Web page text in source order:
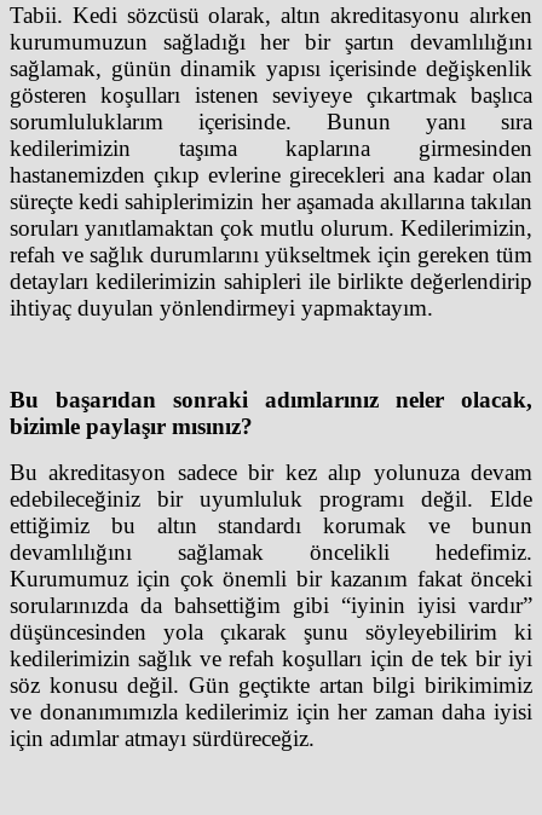
Tabii. Kedi sözcüsü olarak, altın akreditasyonu alırken
kurumumuzun sağladığı her bir şartın devamlılığını
sağlamak, günün dinamik yapısı içerisinde değişkenlik
gösteren koşulları istenen seviyeye çıkartmak başlıca
sorumluluklarım içerisinde. Bunun yanı sıra
kedilerimizin taşıma kaplarına girmesinden
hastanemizden çıkıp evlerine girecekleri ana kadar olan
süreçte kedi sahiplerimizin her aşamada akıllarına takılan
soruları yanıtlamaktan çok mutlu olurum. Kedilerimizin,
refah ve sağlık durumlarını yükseltmek için gereken tüm
detayları kedilerimizin sahipleri ile birlikte değerlendirip
ihtiyaç duyulan yönlendirmeyi yapmaktayım.
Bu başarıdan sonraki adımlarınız neler olacak,
bizimle paylaşır mısınız?
Bu akreditasyon sadece bir kez alıp yolunuza devam
edebileceğiniz bir uyumluluk programı değil. Elde
ettiğimiz bu altın standardı korumak ve bunun
devamlılığını sağlamak öncelikli hedefimiz.
Kurumumuz için çok önemli bir kazanım fakat önceki
sorularınızda da bahsettiğim gibi “iyinin iyisi vardır”
düşüncesinden yola çıkarak şunu söyleyebilirim ki
kedilerimizin sağlık ve refah koşulları için de tek bir iyi
söz konusu değil. Gün geçtikte artan bilgi birikimimiz
ve donanımımızla kedilerimiz için her zaman daha iyisi
için adımlar atmayı sürdüreceğiz.